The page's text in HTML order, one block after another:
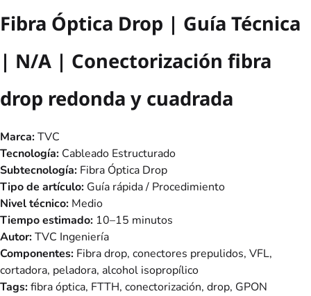
Fibra Óptica Drop | Guía Técnica
| N/A | Conectorización fibra
drop redonda y cuadrada
Marca:TVC
Tecnología: Cableado Estructurado
Subtecnología: Fibra Óptica Drop
Tipo de artículo: Guía rápida / Procedimiento
Nivel técnico: Medio
Tiempo estimado: 10–15 minutos
Autor:TVC Ingeniería
Componentes: Fibra drop, conectores prepulidos, VFL,
cortadora, peladora, alcohol isopropílico
Tags:fibra óptica, FTTH, conectorización, drop, GPON